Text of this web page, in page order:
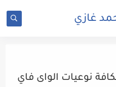
غازي
نوعيات الواى فاي